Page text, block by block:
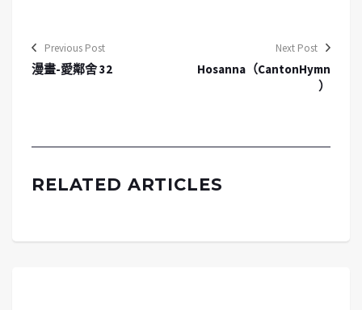
Previous Post
漫畫-愛鄰舍 32
Next Post
Hosanna（CantonHymn
）
RELATED ARTICLES